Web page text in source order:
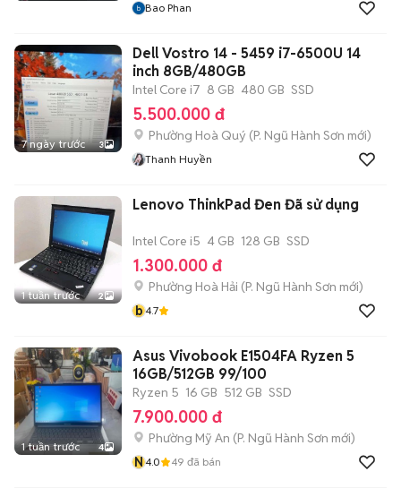
Bao Phan
7 ngày trước 3
Dell Vostro 14 - 5459 i7-6500U 14
inch 8GB/480GB
Intel Core i7 8 GB 480 GB SSD
5.500.000 đ
Phường Hoà Quý (P. Ngũ Hành Sơn mới)
Thanh Huyền
1 tuần trước 2
Lenovo ThinkPad Đen Đã sử dụng
Intel Core i5 4 GB 128 GB SSD
1.300.000 đ
Phường Hoà Hải (P. Ngũ Hành Sơn mới)
b4.7
1 tuần trước 4
Asus Vivobook E1504FA Ryzen 5
16GB/512GB 99/100
Ryzen 5 16 GB 512 GB SSD
7.900.000 đ
Phường Mỹ An (P. Ngũ Hành Sơn mới)
N4.0 49 đã bán